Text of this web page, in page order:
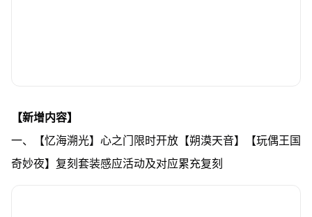
【新增内容】
一、【忆海溯光】心之门限时开放【朔漠天音】【玩偶王国
奇妙夜】复刻套装感应活动及对应累充复刻